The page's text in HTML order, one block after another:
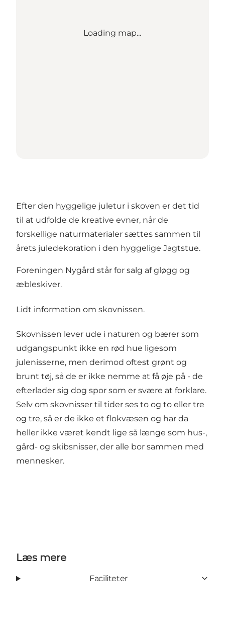
Loading map...
Efter den hyggelige juletur i skoven er det tid
til at udfolde de kreative evner, når de
forskellige naturmaterialer sættes sammen til
årets juledekoration i den hyggelige Jagtstue.
Foreningen Nygård står for salg af gløgg og
æbleskiver.
Lidt information om skovnissen.
Skovnissen lever ude i naturen og bærer som
udgangspunkt ikke en rød hue ligesom
julenisserne, men derimod oftest grønt og
brunt tøj, så de er ikke nemme at få øje på - de
efterlader sig dog spor som er svære at forklare.
Selv om skovnisser til tider ses to og to eller tre
og tre, så er de ikke et flokvæsen og har da
heller ikke været kendt lige så længe som hus-,
gård- og skibsnisser, der alle bor sammen med
mennesker.
Læs mere
Faciliteter